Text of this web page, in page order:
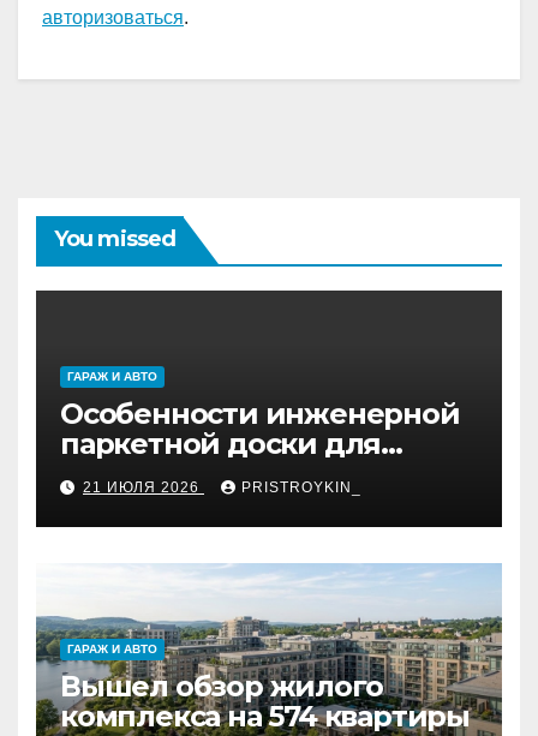
авторизоваться.
You missed
ГАРАЖ И АВТО
Особенности инженерной
паркетной доски для
укладки французской
ёлкой
21 ИЮЛЯ 2026 PRISTROYKIN_
ГАРАЖ И АВТО
Вышел обзор жилого
комплекса на 574 квартиры